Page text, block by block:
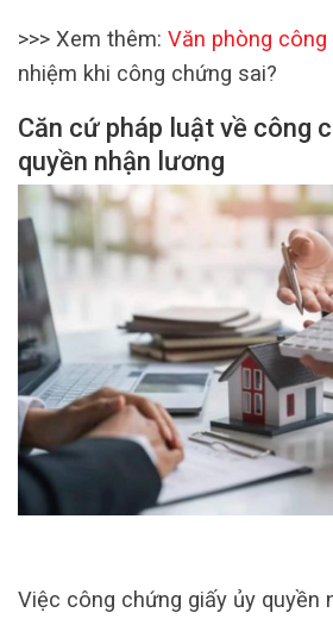
>>> Xem thêm: Văn phòng công
nhiệm khi công chứng sai?
Căn cứ pháp luật về công
quyền nhận lương
Việc công chứng giấy ủy quyền